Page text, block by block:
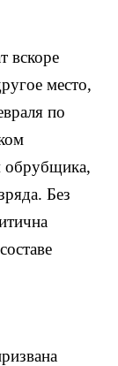
вскоре
место,
по
обрубщика,
Без